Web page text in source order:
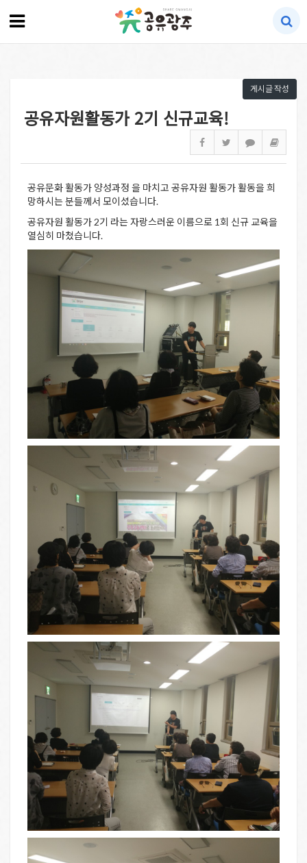
게시글 작성
공유자원활동가 2기 신규교육!
공유문화 활동가 양성과정 을 마치고 공유자원 활동가 활동을 희
망하시는 분들께서 모이셨습니다.
공유자원 활동가 2기 라는 자랑스러운 이름으로 1회 신규 교육을
열심히 마쳤습니다.